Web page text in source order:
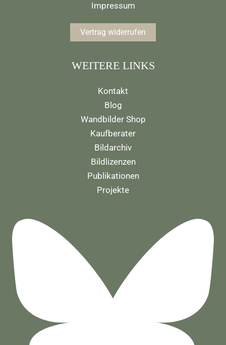
Impressum
Vertrag widerrufen
WEITERE LINKS
Kontakt
Blog
Wandbilder Shop
Kaufberater
Bildarchiv
Bildlizenzen
Publikationen
Projekte